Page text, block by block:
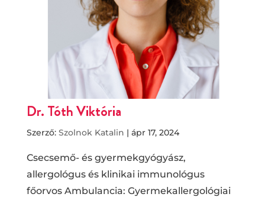
Dr. Tóth Viktória
Szerző: Szolnok Katalin | ápr 17, 2024
Csecsemő- és gyermekgyógyász,
allergológus és klinikai immunológus
főorvos Ambulancia: Gyermekallergológiai